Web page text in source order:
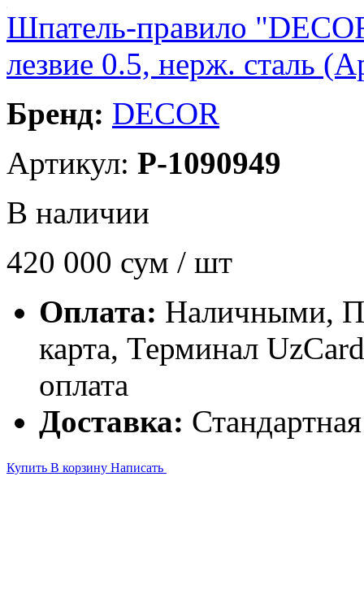
Шпатель-правило
лезвие 0.5, нерж. сталь
Бренд: DECOR
Артикул: P-1090949
В наличии
420 000 сум / шт
Оплата: Наличными,
карта, Терминал
оплата
Доставка:
Купить В корзину Написать